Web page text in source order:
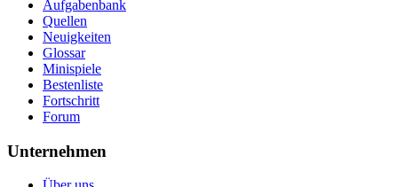
Aufgabenbank
Quellen
Neuigkeiten
Glossar
Minispiele
Bestenliste
Fortschritt
Forum
Unternehmen